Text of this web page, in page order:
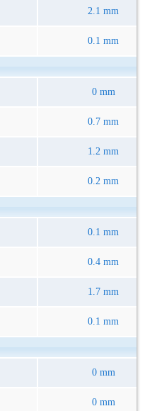
2.1 mm
0.1 mm
0 mm
0.7 mm
1.2 mm
0.2 mm
0.1 mm
0.4 mm
1.7 mm
0.1 mm
0 mm
0 mm